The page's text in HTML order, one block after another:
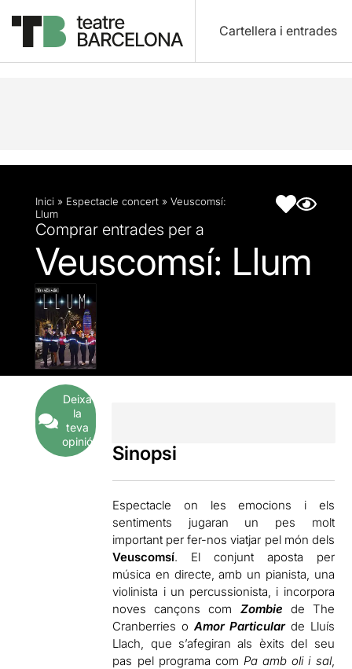
Cartellera i entrades
Descripció Fitxa artística
Inici » Espectacle concert » Veuscomsí:
Llum
Comprar entrades per a
Veuscomsí: Llum
Deixa
la
teva
opinió
Sinopsi
Espectacle on les emocions i els
sentiments jugaran un pes molt
important per fer-nos viatjar pel món dels
Veuscomsí. El conjunt aposta per
música en directe, amb un pianista, una
violinista i un percussionista, i incorpora
noves cançons com Zombie de The
Cranberries oAmor Particular de Lluís
Llach, que s’afegiran als èxits del seu
pas pel programa com Pa amb oli i sal,